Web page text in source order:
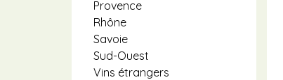
Provence
Rhône
Savoie
Sud-Ouest
Vins étrangers